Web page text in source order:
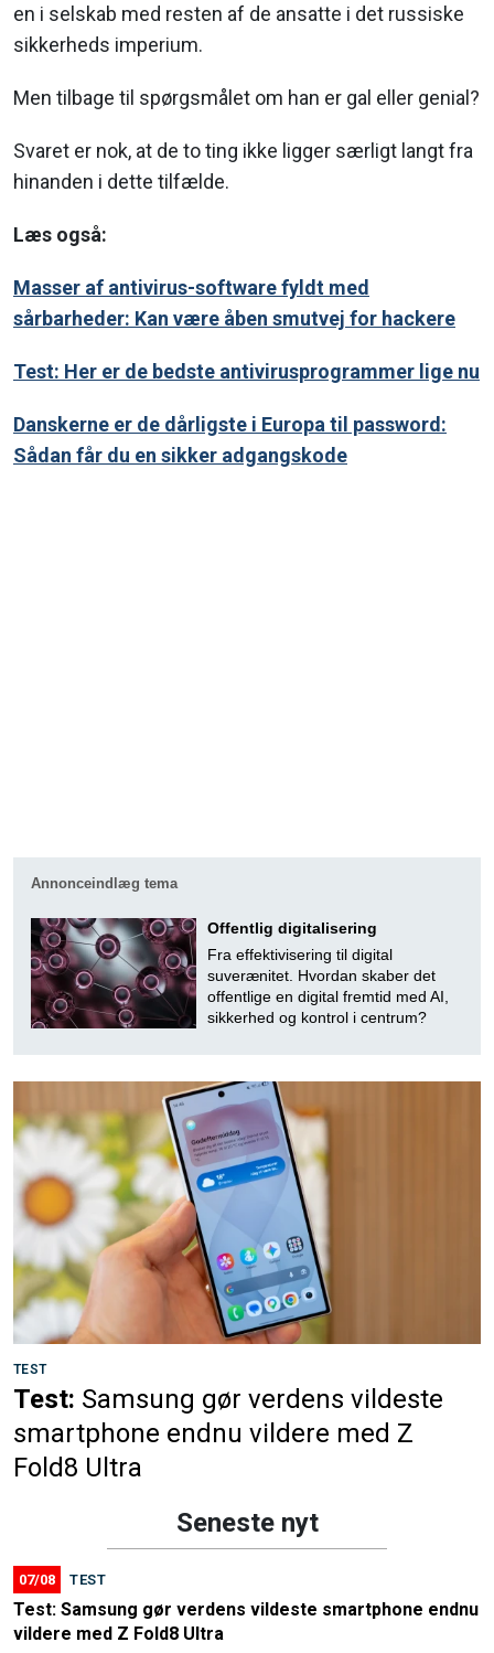
en i selskab med resten af de ansatte i det russiske
sikkerheds imperium.
Men tilbage til spørgsmålet om han er gal eller genial?
Svaret er nok, at de to ting ikke ligger særligt langt fra
hinanden i dette tilfælde.
Læs også:
Masser af antivirus-software fyldt med
sårbarheder: Kan være åben smutvej for hackere
Test: Her er de bedste antivirusprogrammer lige nu
Danskerne er de dårligste i Europa til password:
Sådan får du en sikker adgangskode
Annonceindlæg tema
Offentlig digitalisering
Fra effektivisering til digital
suverænitet. Hvordan skaber det
offentlige en digital fremtid med AI,
sikkerhed og kontrol i centrum?
TEST
Test: Samsung gør verdens vildeste
smartphone endnu vildere med Z
Fold8 Ultra
Seneste nyt
07/08 TEST
Test: Samsung gør verdens vildeste smartphone endnu
vildere med Z Fold8 Ultra